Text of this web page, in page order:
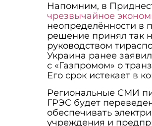
Напомним, в
чрезвычайное
неопределённости в
решение принял так
руководством
Украина ранее
с «Газпромом» о
Его срок истекает в
Региональные СМИ
ГРЭС будет
обеспечивать
учреждения и